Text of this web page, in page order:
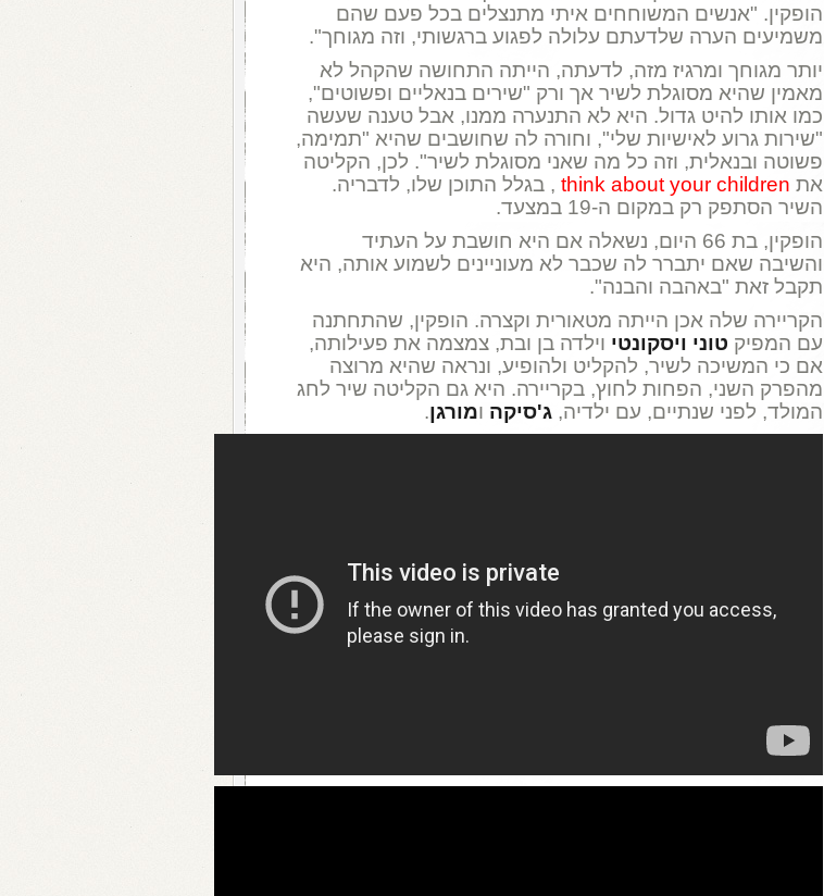
הופקין. "אנשים המשוחחים איתי מתנצלים בכל פעם שהם
משמיעים הערה שלדעתם עלולה לפגוע ברגשותי, וזה מגוחך".
יותר מגוחך ומרגיז מזה, לדעתה, הייתה התחושה שהקהל לא
מאמין שהיא מסוגלת לשיר אך ורק "שירים בנאליים ופשוטים",
כמו אותו להיט גדול. היא לא התנערה ממנו, אבל טענה שעשה
"שירות גרוע לאישיות שלי", וחורה לה שחושבים שהיא "תמימה,
פשוטה ובנאלית, וזה כל מה שאני מסוגלת לשיר". לכן, הקליטה
את think about your children , בגלל התוכן שלו, לדבריה.
השיר הסתפק רק במקום ה-19 במצעד.
הופקין, בת 66 היום, נשאלה אם היא חושבת על העתיד
והשיבה שאם יתברר לה שכבר לא מעוניינים לשמוע אותה, היא
תקבל זאת "באהבה והבנה".
הקריירה שלה אכן הייתה מטאורית וקצרה. הופקין, שהתחתנה
עם המפיק טוני ויסקונטי וילדה בן ובת, צמצמה את פעילותה,
אם כי המשיכה לשיר, להקליט ולהופיע, ונראה שהיא מרוצה
מהפרק השני, הפחות לחוץ, בקריירה. היא גם הקליטה שיר לחג
המולד, לפני שנתיים, עם ילדיה, ג'סיקה ומורגן.